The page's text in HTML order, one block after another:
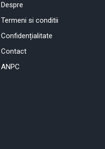
Despre
Termeni si conditii
Confidențialitate
Contact
ANPC